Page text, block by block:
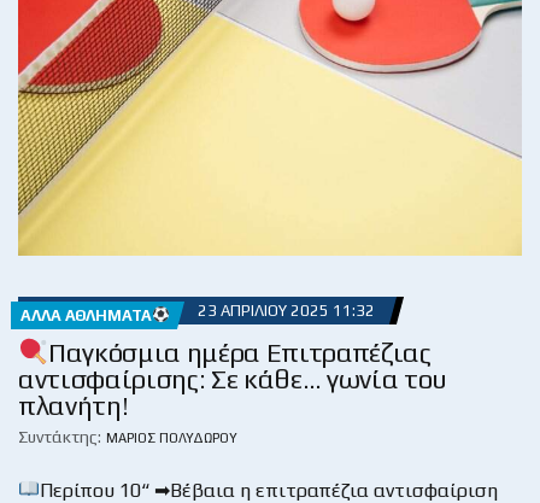
ΆΛΛΑ ΑΘΛΉΜΑΤΑ 23 ΑΠΡΙΛΊΟΥ 2025 11:32
Παγκόσμια ημέρα Επιτραπέζιας
αντισφαίρισης: Σε κάθε… γωνία του
πλανήτη!
Συντάκτης: ΜΆΡΙΟΣ ΠΟΛΥΔΏΡΟΥ
Περίπου 10“ ➡Βέβαια η επιτραπέζια αντισφαίριση